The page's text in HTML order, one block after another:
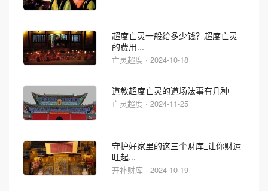
超度亡灵一般给多少钱？超度亡灵
的费用...
亡灵超度 · 2024-10-18
道教超度亡灵的道场法事有几种
亡灵超度 · 2024-11-25
守护好家里的这三个财库_让你财运
旺起...
开补财库 · 2024-10-19